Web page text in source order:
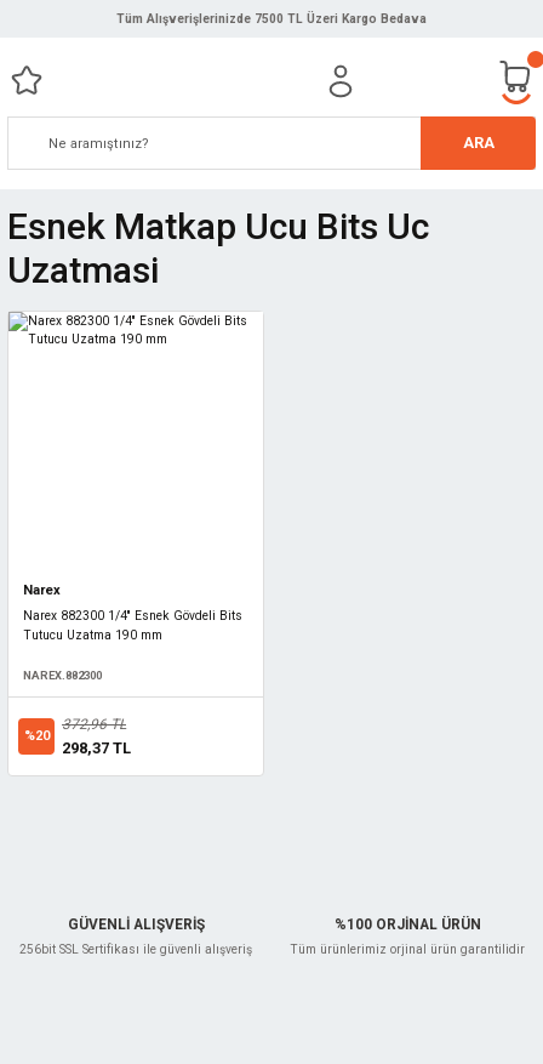
Tüm Alışverişlerinizde 7500 TL Üzeri Kargo Bedava
ARA
Esnek Matkap Ucu Bits Uc
Uzatmasi
Narex
Narex 882300 1/4'' Esnek Gövdeli Bits
Tutucu Uzatma 190 mm
NAREX.882300
%20
372,96 TL
298,37 TL
GÜVENLİ ALIŞVERİŞ
256bit SSL Sertifikası ile güvenli alışveriş
%100 ORJİNAL ÜRÜN
Tüm ürünlerimiz orjinal ürün garantilidir